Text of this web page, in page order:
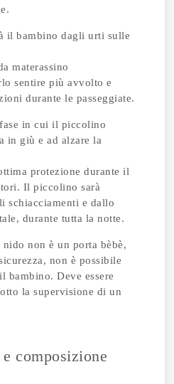
il bambino dagli urti sulle
materassino
sentire più avvolto e
durante le passeggiate.
in cui il piccolino
in giù e ad alzare la
protezione durante il
Il piccolino sarà
schiacciamenti e dallo
durante tutta la notte.
non è un porta bèbè,
non è possibile
bambino. Deve essere
la supervisione di un
composizione